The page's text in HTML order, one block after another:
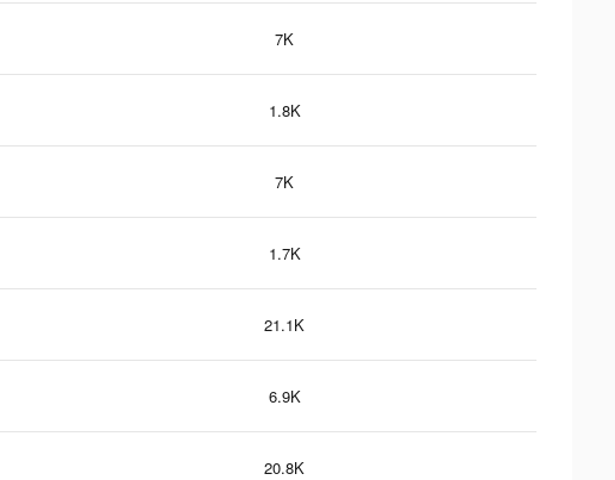
7K
1.8K
7K
1.7K
21.1K
6.9K
20.8K